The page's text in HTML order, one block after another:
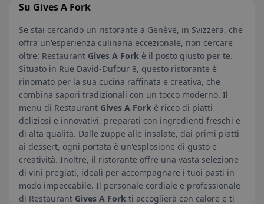
Su Gives A Fork
Se stai cercando un ristorante a Genève, in Svizzera, che
offra un'esperienza culinaria eccezionale, non cercare
oltre: Restaurant Gives A Fork è il posto giusto per te.
Situato in Rue David-Dufour 8, questo ristorante è
rinomato per la sua cucina raffinata e creativa, che
combina sapori tradizionali con un tocco moderno. Il
menu di Restaurant Gives A Fork è ricco di piatti
deliziosi e innovativi, preparati con ingredienti freschi e
di alta qualità. Dalle zuppe alle insalate, dai primi piatti
ai dessert, ogni portata è un'esplosione di gusto e
creatività. Inoltre, il ristorante offre una vasta selezione
di vini pregiati, ideali per accompagnare i tuoi pasti in
modo impeccabile. Il personale cordiale e professionale
di Restaurant Gives A Fork ti accoglierà con calore e ti